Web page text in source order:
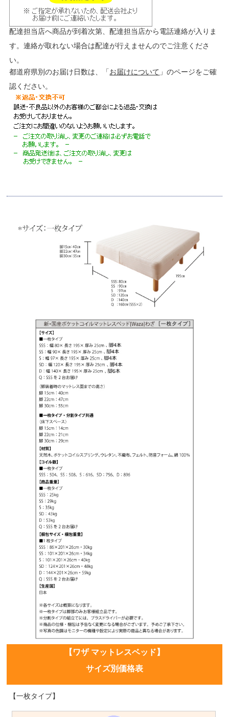
配達担当店へ商品が到着次第、配達担当店から電話連絡が入りま
す。連絡が取れない場合は配達が行えませんのでご注意くださ
い。
都道府県別のお届け日数は、「お届けについて 」のページをご確
認ください。
【ワザ マットレスベッド】
サイズ別価格表
【一枚タイプ】